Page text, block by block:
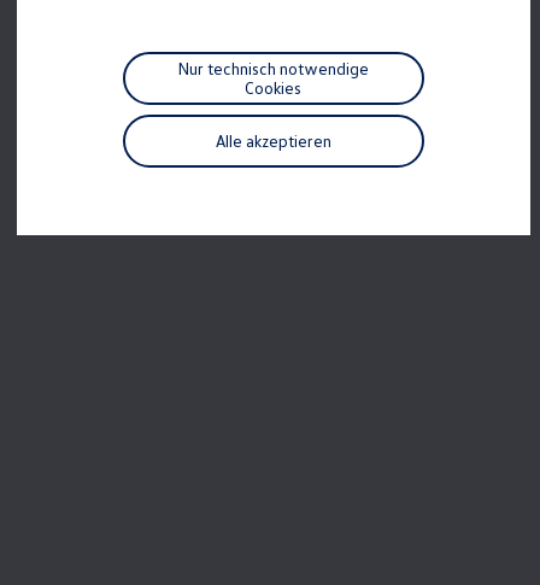
Pannen- und Unfallhilfe
Economy Service
Volkswagen Teile
Zubehör
Modellspezifisches Zubehör
Schutz und Pflege
Alle akzeptieren
Nur technisch notwendige
Cookies